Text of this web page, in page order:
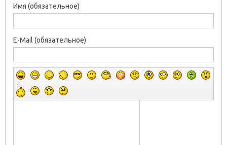
Имя (обязательное)
E-Mail (обязательное)